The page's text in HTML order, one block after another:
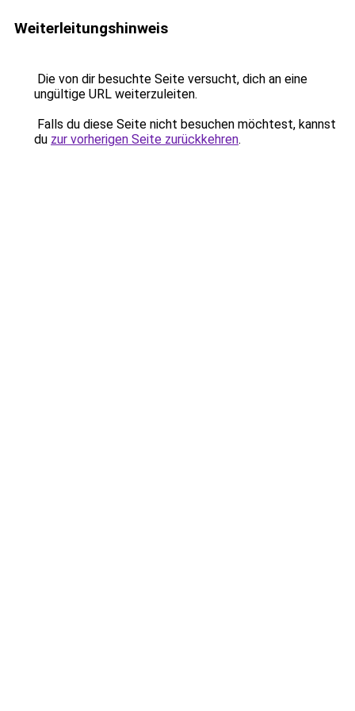
Weiterleitungshinweis
Die von dir besuchte Seite versucht, dich an eine
ungültige URL weiterzuleiten.
Falls du diese Seite nicht besuchen möchtest, kannst
du zur vorherigen Seite zurückkehren.